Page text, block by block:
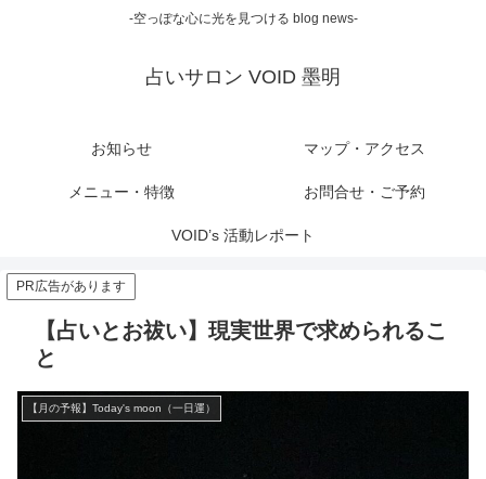
-空っぽな心に光を見つける blog news-
占いサロン VOID 墨明
お知らせ マップ・アクセス
メニュー・特徴 お問合せ・ご予約
VOID’s 活動レポート
PR広告があります
【占いとお祓い】現実世界で求められるこ
と
【月の予報】Today's moon（一日運）